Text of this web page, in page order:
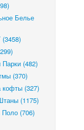
Белье
(482)
(370)
(327)
(1175)
(706)